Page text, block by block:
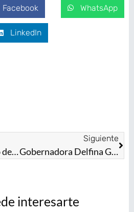
Facebook WhatsApp
LinkedIn
Gobierno del Estado de México fortalece el modelo de Preparatoria Abierta para combatir deserción escolar
Siguiente
Gobernadora Delfina Gómez Álvarez instala Mesa de Coordinación para la Construcción de la Paz en Teotihuacán; disminuyen 11% los delitos en este municipio
interesarte